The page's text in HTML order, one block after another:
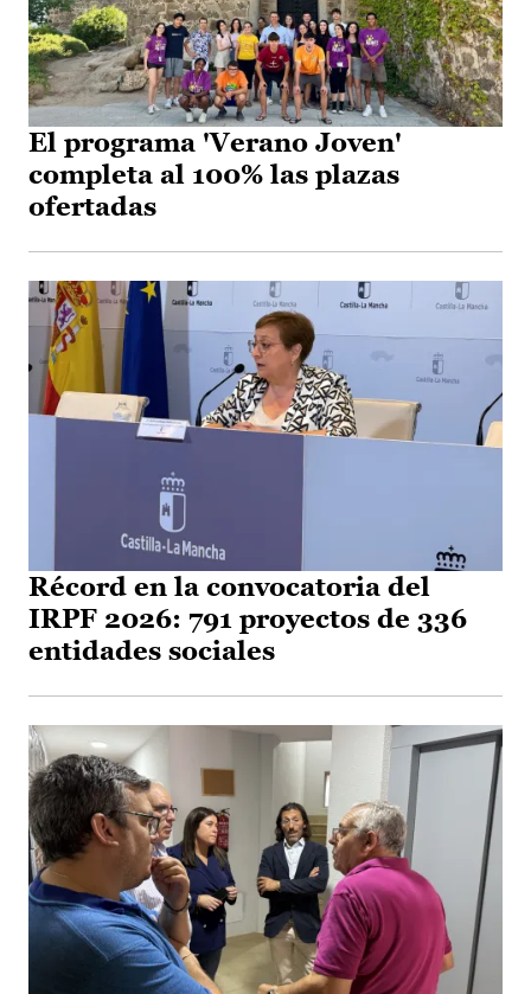
El programa 'Verano Joven'
completa al 100% las plazas
ofertadas
Récord en la convocatoria del
IRPF 2026: 791 proyectos de 336
entidades sociales